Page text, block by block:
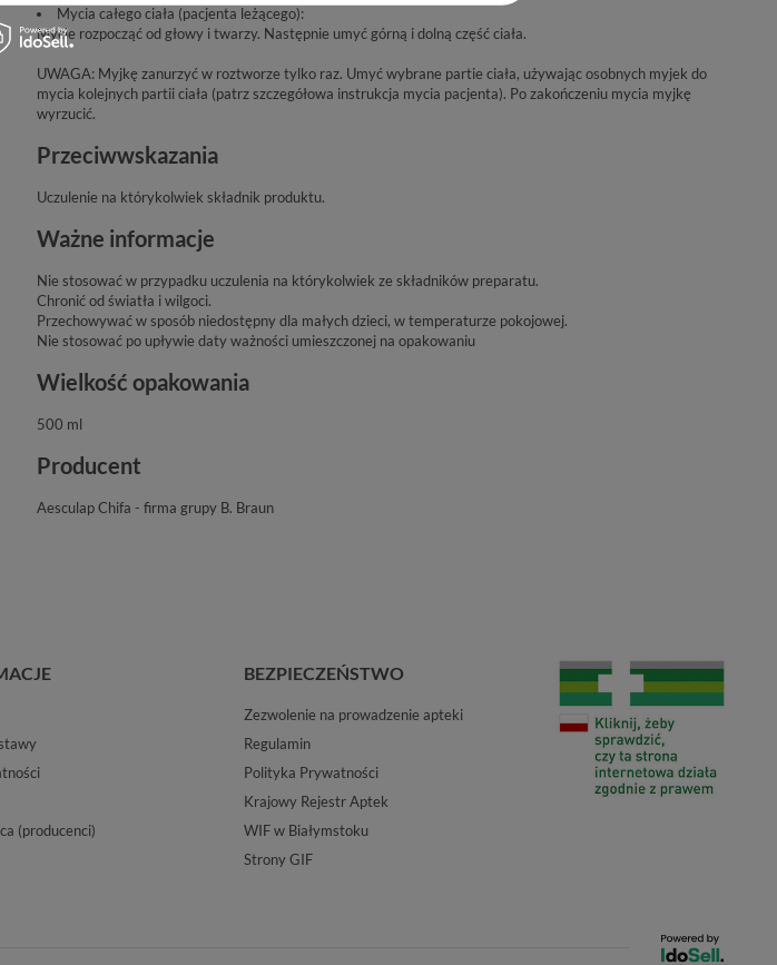
Mycia całego ciała (pacjenta leżącego):
Mycie rozpocząć od głowy i twarzy. Następnie umyć górną i dolną część ciała.
UWAGA: Myjkę zanurzyć w roztworze tylko raz. Umyć wybrane partie ciała, używając osobnych myjek do
mycia kolejnych partii ciała (patrz szczegółowa instrukcja mycia pacjenta). Po zakończeniu mycia myjkę
wyrzucić.
Przeciwwskazania
Uczulenie na którykolwiek składnik produktu.
Ważne informacje
Nie stosować w przypadku uczulenia na którykolwiek ze składników preparatu.
Chronić od światła i wilgoci.
Przechowywać w sposób niedostępny dla małych dzieci, w temperaturze pokojowej.
Nie stosować po upływie daty ważności umieszczonej na opakowaniu
Wielkość opakowania
500 ml
Producent
Aesculap Chifa - firma grupy B. Braun
(producenci)
BEZPIECZEŃSTWO
Zezwolenie na prowadzenie apteki
Regulamin
Polityka Prywatności
Krajowy Rejestr Aptek
WIF w Białymstoku
Strony GIF